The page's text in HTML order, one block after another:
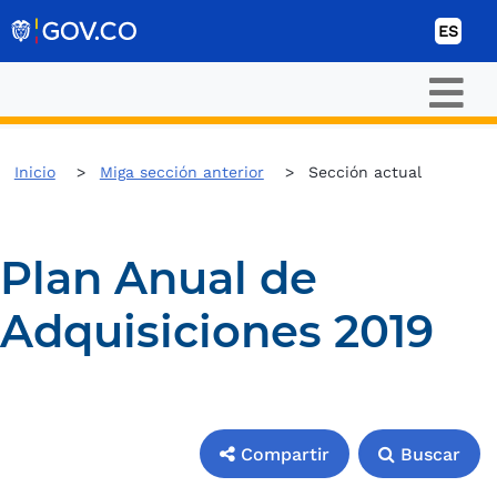
ES
Inicio Miga sección anterior Sección actual
Plan Anual de
Adquisiciones 2019
Compartir Buscar